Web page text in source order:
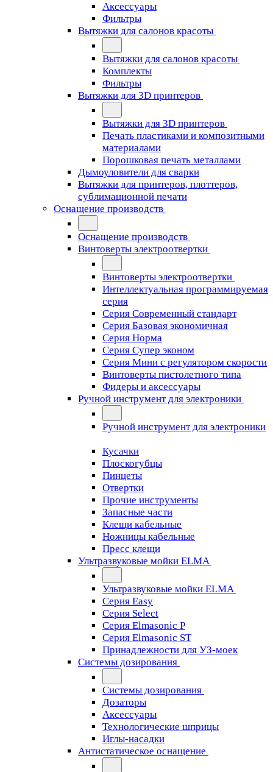
Аксессуары
Фильтры
Вытяжки для салонов красоты
Вытяжки для салонов красоты
Комплекты
Фильтры
Вытяжки для 3D принтеров
Вытяжки для 3D принтеров
Печать пластиками и композитными
материалами
Порошковая печать металлами
Дымоуловители для сварки
Вытяжки для принтеров, плоттеров,
сублимационной печати
Оснащение производств
Оснащение производств
Винтоверты электроотвертки
Винтоверты электроотвертки
Интеллектуальная программируемая
серия
Серия Современный стандарт
Серия Базовая экономичная
Серия Норма
Серия Cупер эконом
Серия Мини с регулятором скорости
Винтоверты пистолетного типа
Фидеры и аксессуары
Ручной инструмент для электроники
Ручной инструмент для электроники
Кусачки
Плоскогубцы
Пинцеты
Отвертки
Прочие инструменты
Запасные части
Клещи кабельные
Ножницы кабельные
Пресс клещи
Ультразвуковые мойки ELMA
Ультразвуковые мойки ELMA
Серия Easy
Серия Select
Серия Elmasonic P
Серия Elmasonic ST
Принадлежности для УЗ-моек
Системы дозирования
Системы дозирования
Дозаторы
Аксессуары
Технологические шприцы
Иглы-насадки
Антистатическое оснащение